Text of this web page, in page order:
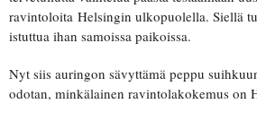
ravintoloita Helsingin ulkopuolella. Siellä
istuttua ihan samoissa paikoissa.
Nyt siis auringon sävyttämä peppu
odotan, minkälainen ravintolakokemus on